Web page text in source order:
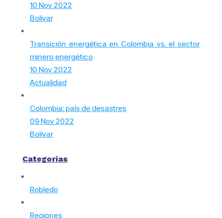
10 Nov 2022
Bolívar
Transición energética en Colombia vs. el sector
minero energético
10 Nov 2022
Actualidad
Colombia: país de desastres
09 Nov 2022
Bolívar
Categorías
Robledo
Regiones